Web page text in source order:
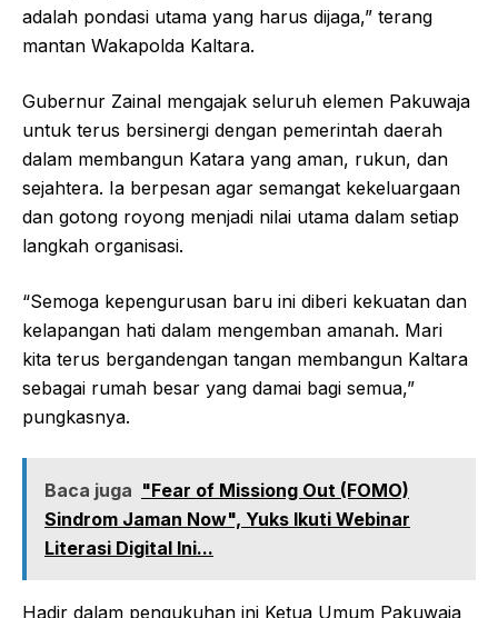
adalah pondasi utama yang harus dijaga,” terang
mantan Wakapolda Kaltara.
Gubernur Zainal mengajak seluruh elemen Pakuwaja
untuk terus bersinergi dengan pemerintah daerah
dalam membangun Katara yang aman, rukun, dan
sejahtera. Ia berpesan agar semangat kekeluargaan
dan gotong royong menjadi nilai utama dalam setiap
langkah organisasi.
“Semoga kepengurusan baru ini diberi kekuatan dan
kelapangan hati dalam mengemban amanah. Mari
kita terus bergandengan tangan membangun Kaltara
sebagai rumah besar yang damai bagi semua,”
pungkasnya.
Baca juga "Fear of Missiong Out (FOMO)
Sindrom Jaman Now", Yuks Ikuti Webinar
Literasi Digital Ini...
Hadir dalam pengukuhan ini Ketua Umum Pakuwaja